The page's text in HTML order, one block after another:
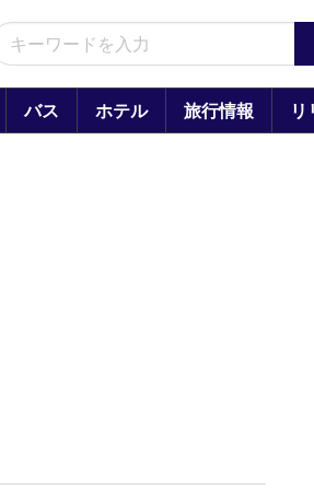
バス ホテル 旅行情報 リ